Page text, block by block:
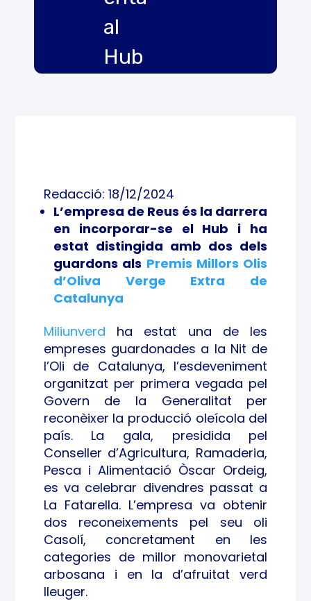
al
Hub
tion
els
reco
neix
eme
nts
obtin
guts
a la
Nit
de
l’Oli
de
Redacció: 18/12/2024
L’empresa de Reus és la darrera
en incorporar-se el Hub i ha
estat distingida amb dos dels
guardons als Premis Millors Olis
d’Oliva Verge Extra de
Catalunya
Miliunverd ha estat una de les
empreses guardonades a la Nit de
l’Oli de Catalunya, l’esdeveniment
organitzat per primera vegada pel
Govern de la Generalitat per
reconèixer la producció oleícola del
país. La gala, presidida pel
Conseller d’Agricultura, Ramaderia,
Pesca i Alimentació Òscar Ordeig,
es va celebrar divendres passat a
La Fatarella. L’empresa va obtenir
dos reconeixements pel seu oli
Casolí, concretament en les
categories de millor monovarietal
arbosana i en la d’afruitat verd
lleuger.